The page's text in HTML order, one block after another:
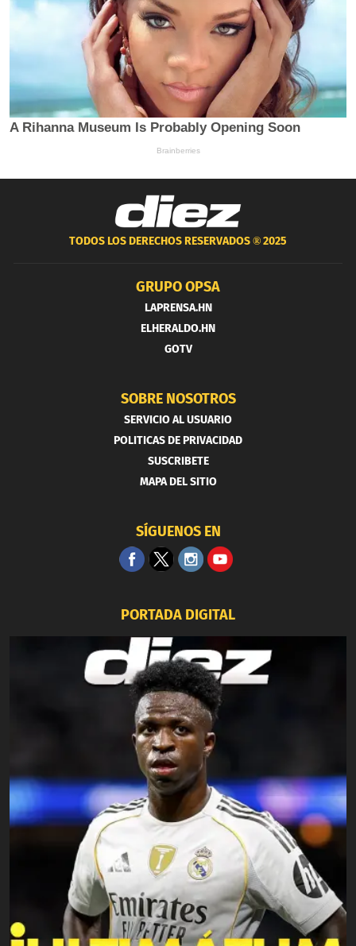
TODOS LOS DERECHOS RESERVADOS ®2025
GRUPO OPSA
LAPRENSA.HN
ELHERALDO.HN
GOTV
SOBRE NOSOTROS
SERVICIO AL USUARIO
POLITICAS DE PRIVACIDAD
SUSCRIBETE
MAPA DEL SITIO
SÍGUENOS EN
PORTADA DIGITAL